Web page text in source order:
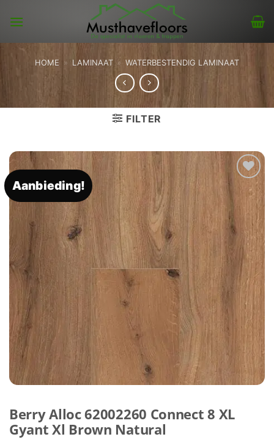
HOME » LAMINAAT » WATERBESTENDIG LAMINAAT
FILTER
Aanbieding!
Toevoegen
verlanglijst
Berry Alloc 62002260 Connect 8 XL
Gyant Xl Brown Natural